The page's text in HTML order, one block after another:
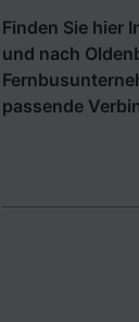
Finden Sie hier
und nach
passende